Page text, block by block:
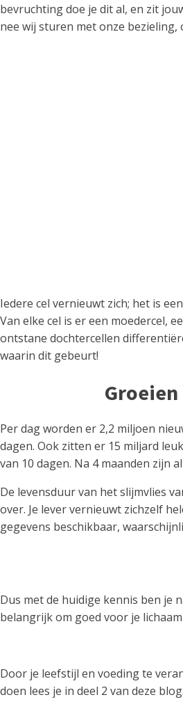
bevruchting doe je dit al, en zit
nee wij sturen met onze bezieling,
Iedere cel vernieuwt zich; het is
Van elke cel is er een moedercel,
ontstane dochtercellen
waarin dit gebeurt!
Per dag worden er 2,2 miljoen
dagen. Ook zitten er 15 miljard
van 10 dagen. Na 4 maanden zijn
De levensduur van het slijmvlies
over. Je lever vernieuwt zichzelf
gegevens beschikbaar,
Dus met de huidige kennis ben je
belangrijk om goed voor je
Door je leefstijl en voeding te
doen lees je in deel 2 van deze blog.